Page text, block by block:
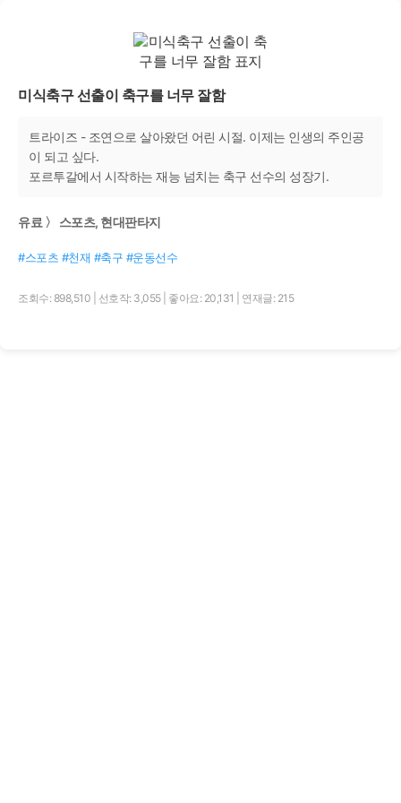
미식축구 선출이 축구를 너무 잘함
트라이즈 - 조연으로 살아왔던 어린 시절. 이제는 인생의 주인공
이 되고 싶다.
포르투갈에서 시작하는 재능 넘치는 축구 선수의 성장기.
유료 〉 스포츠, 현대판타지
#스포츠 #천재 #축구 #운동선수
조회수: 898,510 선호작: 3,055 좋아요: 20,131 연재글: 215